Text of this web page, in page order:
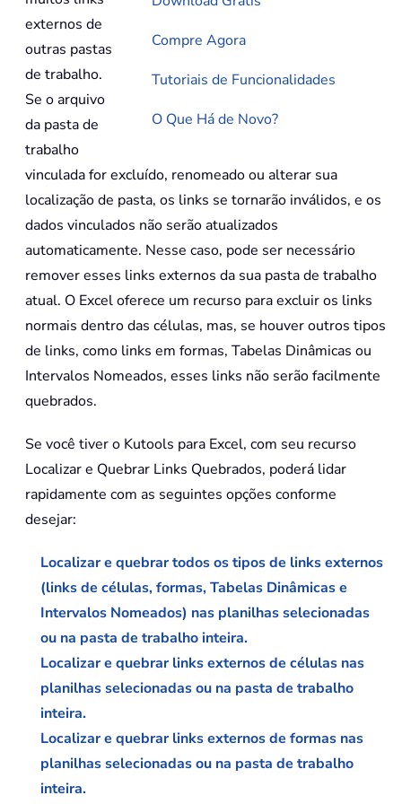
Compre Agora
Tutoriais de Funcionalidades
O Que Há de Novo?
externos de
outras pastas
de trabalho.
Se o arquivo
da pasta de
trabalho
vinculada for excluído, renomeado ou alterar sua
localização de pasta, os links se tornarão inválidos, e os
dados vinculados não serão atualizados
automaticamente. Nesse caso, pode ser necessário
remover esses links externos da sua pasta de trabalho
atual. O Excel oferece um recurso para excluir os links
normais dentro das células, mas, se houver outros tipos
de links, como links em formas, Tabelas Dinâmicas ou
Intervalos Nomeados, esses links não serão facilmente
quebrados.
Se você tiver o Kutools para Excel, com seu recurso
Localizar e Quebrar Links Quebrados, poderá lidar
rapidamente com as seguintes opções conforme
desejar:
Localizar e quebrar todos os tipos de links externos
(links de células, formas, Tabelas Dinâmicas e
Intervalos Nomeados) nas planilhas selecionadas
ou na pasta de trabalho inteira.
Localizar e quebrar links externos de células nas
planilhas selecionadas ou na pasta de trabalho
inteira.
Localizar e quebrar links externos de formas nas
planilhas selecionadas ou na pasta de trabalho
inteira.